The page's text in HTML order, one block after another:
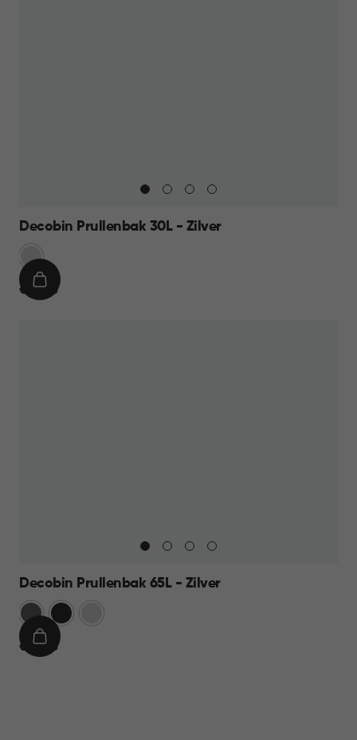
Decobin Prullenbak 30L - Zilver
€
€ 39,95
IN
Decobin Prullenbak 65L - Zilver
Grijs Zwart
€
€ 59,95
IN